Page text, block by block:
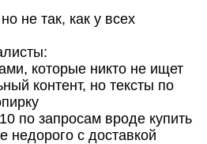
не так, как у всех
которые никто не ищет
контент, но тексты по
по запросам вроде купить
недорого с доставкой